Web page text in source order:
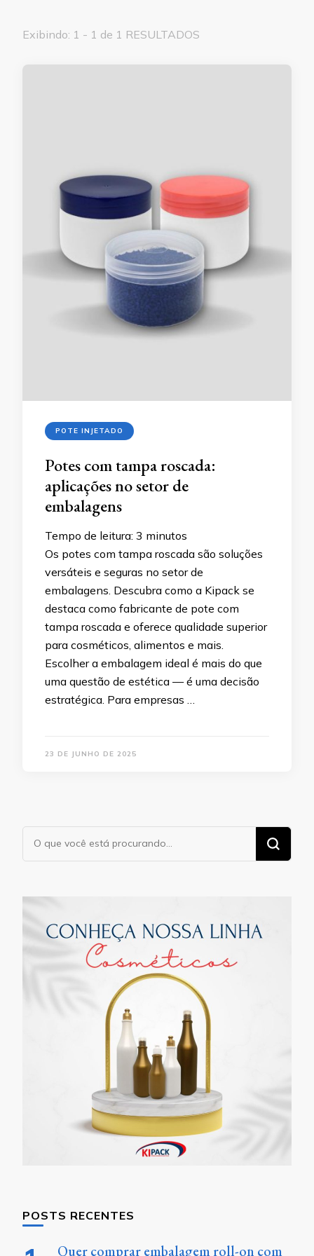
Exibindo: 1 - 1 de 1 RESULTADOS
POTE INJETADO
Potes com tampa roscada:
aplicações no setor de
embalagens
Tempo de leitura: 3 minutos
Os potes com tampa roscada são soluções
versáteis e seguras no setor de
embalagens. Descubra como a Kipack se
destaca como fabricante de pote com
tampa roscada e oferece qualidade superior
para cosméticos, alimentos e mais.
Escolher a embalagem ideal é mais do que
uma questão de estética — é uma decisão
estratégica. Para empresas …
23 DE JUNHO DE 2025
Procurando
algo?
POSTS RECENTES
Quer comprar embalagem roll-on com